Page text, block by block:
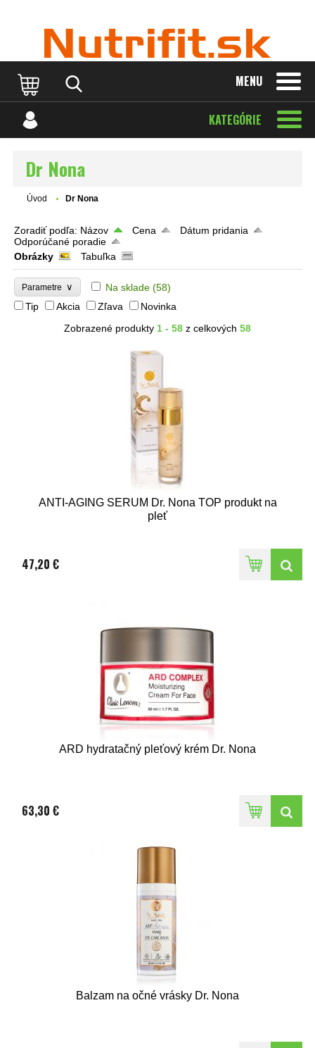
MENU
KATEGÓRIE
Dr Nona
Úvod Dr Nona
Zoradiť podľa: Názov Cena
Dátum pridania
Odporúčané poradie
Obrázky
Tabuľka
Parametre ∨ Na sklade (58)
Tip
Akcia Zľava
Novinka
Zobrazené produkty 1 - 58 z celkových 58
ANTI-AGING SERUM Dr. Nona TOP produkt na
pleť
47,20 €
ARD hydratačný pleťový krém Dr. Nona
63,30 €
Balzam na očné vrásky Dr. Nona